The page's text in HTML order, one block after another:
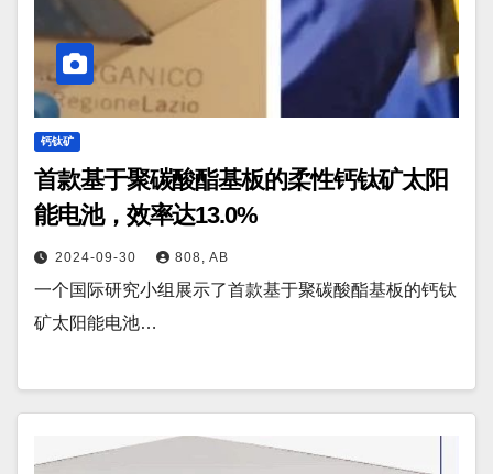
钙钛矿
首款基于聚碳酸酯基板的柔性钙钛矿太阳
能电池，效率达13.0%
2024-09-30 808, AB
一个国际研究小组展示了首款基于聚碳酸酯基板的钙钛
矿太阳能电池…